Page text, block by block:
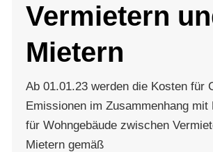
Vermietern
Mietern
Ab 01.01.23 werden die Kosten für
Emissionen im Zusammenhang mit
für Wohngebäude zwischen
Mietern gemäß